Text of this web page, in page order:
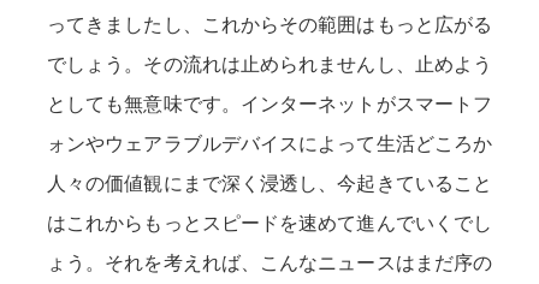
ってきましたし、これからその範囲はもっと広がる
でしょう。その流れは止められませんし、止めよう
としても無意味です。インターネットがスマートフ
ォンやウェアラブルデバイスによって生活どころか
人々の価値観にまで深く浸透し、今起きていること
はこれからもっとスピードを速めて進んでいくでし
ょう。それを考えれば、こんなニュースはまだ序の